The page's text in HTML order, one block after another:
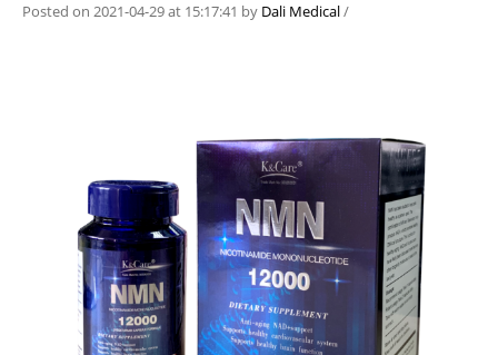
Posted on 2021-04-29 at 15:17:41 by Dali Medical/